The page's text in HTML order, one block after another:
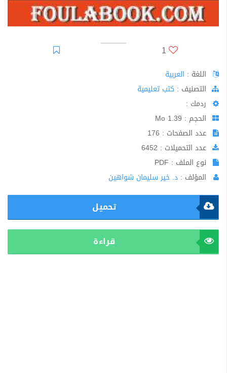
1
اللغة : العربية
اﻟﺘﺼﻨﻴﻒ : كتب تعليمية
ردمك :
الحجم : 1.39 Mo
عدد الصفحات : 176
عدد التحميلات : 6452
نوع الملف : PDF
المؤلف : د. خير سليمان شواهين
تحميل
قراءة